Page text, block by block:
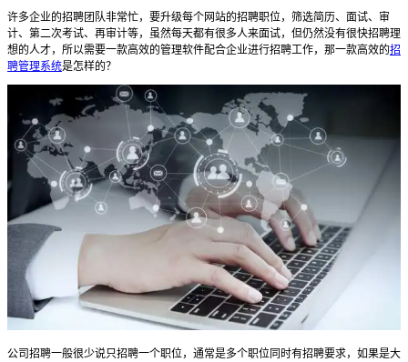
许多企业的招聘团队非常忙，要升级每个网站的招聘职位，筛选简历、面试、审
计、第二次考试、再审计等，虽然每天都有很多人来面试，但仍然没有很快招聘理
想的人才，所以需要一款高效的管理软件配合企业进行招聘工作，那一款高效的招
聘管理系统是怎样的？
公司招聘一般很少说只招聘一个职位，通常是多个职位同时有招聘要求，如果是大